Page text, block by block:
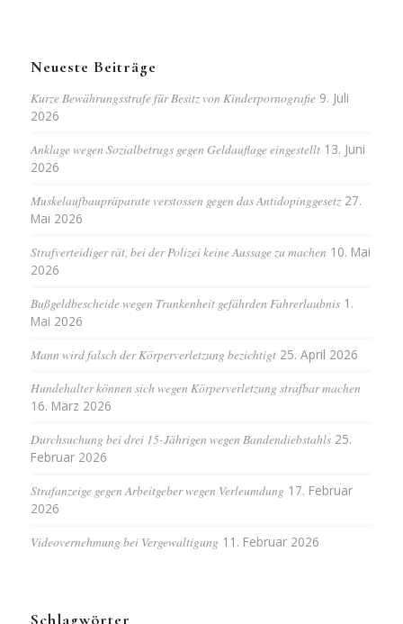
Neueste Beiträge
Kurze Bewährungsstrafe für Besitz von Kinderpornografie 9. Juli
2026
Anklage wegen Sozialbetrugs gegen Geldauflage eingestellt 13. Juni
2026
Muskelaufbaupräparate verstossen gegen das Antidopinggesetz 27.
Mai 2026
Strafverteidiger rät, bei der Polizei keine Aussage zu machen 10. Mai
2026
Bußgeldbescheide wegen Trunkenheit gefährden Fahrerlaubnis 1.
Mai 2026
Mann wird falsch der Körperverletzung bezichtigt 25. April 2026
Hundehalter können sich wegen Körperverletzung strafbar machen
16. März 2026
Durchsuchung bei drei 15-Jährigen wegen Bandendiebstahls 25.
Februar 2026
Strafanzeige gegen Arbeitgeber wegen Verleumdung 17. Februar
2026
Videovernehmung bei Vergewaltigung 11. Februar 2026
Schlagwörter